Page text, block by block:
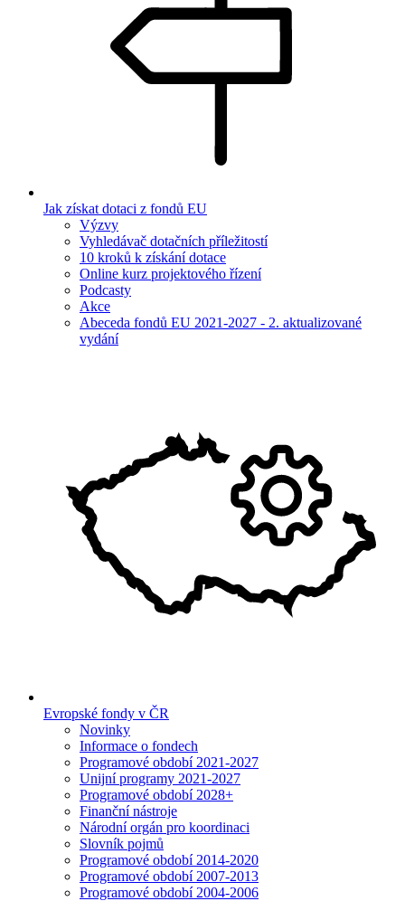
Jak získat dotaci z fondů EU
Výzvy
Vyhledávač dotačních příležitostí
10 kroků k získání dotace
Online kurz projektového řízení
Podcasty
Akce
Abeceda fondů EU 2021-2027 - 2. aktualizované
vydání
Evropské fondy v ČR
Novinky
Informace o fondech
Programové období 2021-2027
Unijní programy 2021-2027
Programové období 2028+
Finanční nástroje
Národní orgán pro koordinaci
Slovník pojmů
Programové období 2014-2020
Programové období 2007-2013
Programové období 2004-2006